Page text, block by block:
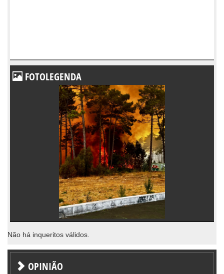
FOTOLEGENDA
Não há inqueritos válidos.
OPINIÃO